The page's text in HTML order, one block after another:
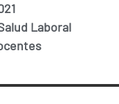
Laboral